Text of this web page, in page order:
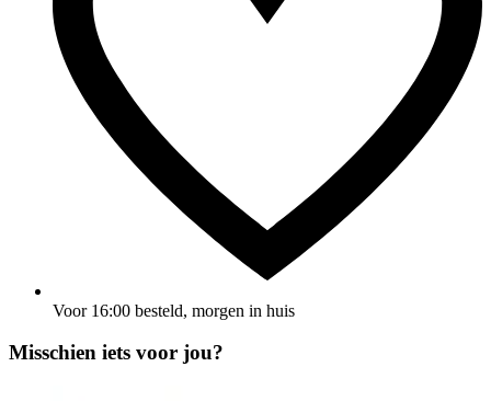
Voor 16:00 besteld, morgen in huis
Misschien iets voor jou?